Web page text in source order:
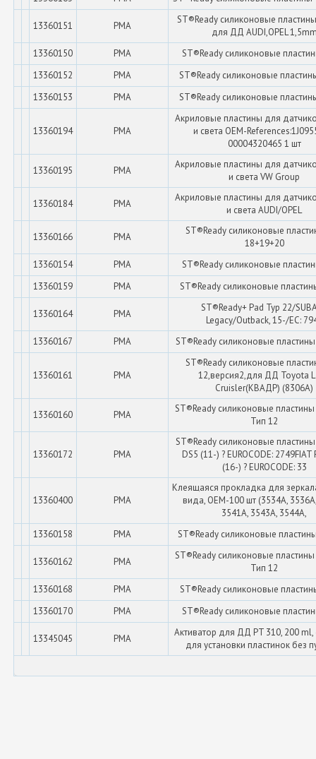
13360151 PMA
ST®Ready силиконовые
для ДД AUDI,OPEL
13360150
PMA
ST®Ready силиконовые
13360152
PMA
ST®Ready силиконовые
13360153
PMA ST®Ready силиконовые
13360194 PMA
Акриловые пластины для
и света OEM-
00004320465 1 шт
13360195 PMA
Акриловые пластины для
и света VW Group
13360184 PMA
Акриловые пластины для
и света AUDI/OPEL
13360166 PMA
ST®Ready силиконовые
18+19+20
13360154
PMA
ST®Ready силиконовые
13360159
PMA ST®Ready силиконовые
13360164 PMA
ST®Ready+ Pad Typ 22/
Legacy/Outback, 15-/EC:
13360167
PMA ST®Ready силиконовые
13360161 PMA
ST®Ready силиконовые
12,версия2,для ДД Toyota
Сruisler(КВАДР) (8306A)
13360160 PMA
ST®Ready силиконовые
Тип 12
13360172 PMA
ST®Ready силиконовые пластины
DS5 (11-) ? EUROCODE:
(16-) ? EUROCODE: 33
13360400 PMA
Клеящаяся прокладка для
вида, OEM-100 шт (3534A,
3541A, 3543A, 3544A,
13360158
PMA ST®Ready силиконовые
13360162 PMA
ST®Ready силиконовые
Тип 12
13360168
PMA
ST®Ready силиконовые
13360170
PMA ST®Ready силиконовые
13345045 PMA
Активатор для ДД PT 310, 200 ml,
для установки пластинок без